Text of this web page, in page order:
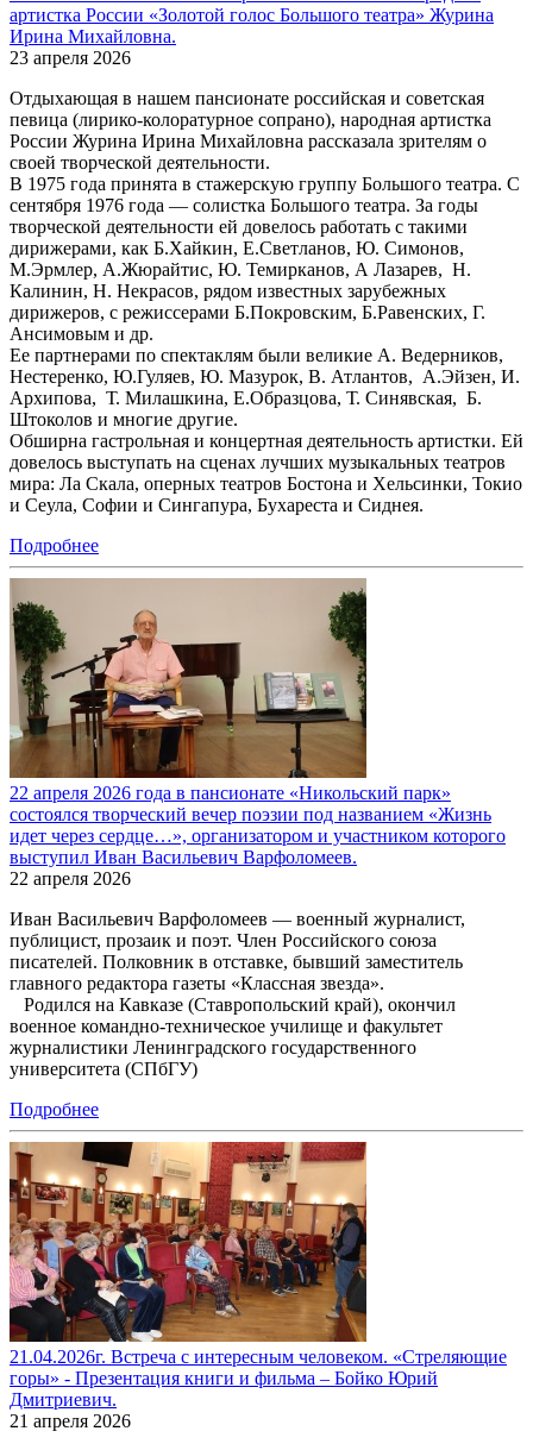
артистка России «Золотой голос Большого театра» Журина
Ирина Михайловна.
23 апреля 2026
Отдыхающая в нашем пансионате российская и советская
певица (лирико-колоратурное сопрано), народная артистка
России Журина Ирина Михайловна рассказала зрителям о
своей творческой деятельности.
В 1975 года принята в стажерскую группу Большого театра. С
сентября 1976 года — солистка Большого театра. За годы
творческой деятельности ей довелось работать с такими
дирижерами, как Б.Хайкин, Е.Светланов, Ю. Симонов,
М.Эрмлер, А.Жюрайтис, Ю. Темирканов, А Лазарев, Н.
Калинин, Н. Некрасов, рядом известных зарубежных
дирижеров, с режиссерами Б.Покровским, Б.Равенских, Г.
Ансимовым и др.
Ее партнерами по спектаклям были великие А. Ведерников,
Нестеренко, Ю.Гуляев, Ю. Мазурок, В. Атлантов, А.Эйзен, И.
Архипова, Т. Милашкина, Е.Образцова, Т. Синявская, Б.
Штоколов и многие другие.
Обширна гастрольная и концертная деятельность артистки. Ей
довелось выступать на сценах лучших музыкальных театров
мира: Ла Скала, оперных театров Бостона и Хельсинки, Токио
и Сеула, Софии и Сингапура, Бухареста и Сиднея.
Подробнее
22 апреля 2026 года в пансионате «Никольский парк»
состоялся творческий вечер поэзии под названием «Жизнь
идет через сердце…», организатором и участником которого
выступил Иван Васильевич Варфоломеев.
22 апреля 2026
Иван Васильевич Варфоломеев — военный журналист,
публицист, прозаик и поэт. Член Российского союза
писателей. Полковник в отставке, бывший заместитель
главного редактора газеты «Классная звезда».
Родился на Кавказе (Ставропольский край), окончил
военное командно-техническое училище и факультет
журналистики Ленинградского государственного
университета (СПбГУ)
Подробнее
21.04.2026г. Встреча с интересным человеком. «Стреляющие
горы» - Презентация книги и фильма – Бойко Юрий
Дмитриевич.
21 апреля 2026